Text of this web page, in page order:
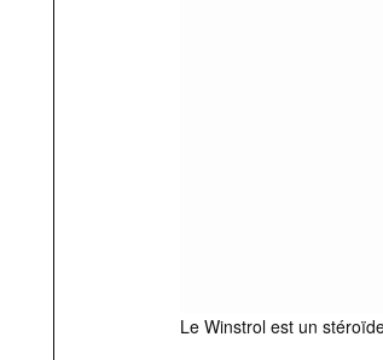
Le Winstrol est un